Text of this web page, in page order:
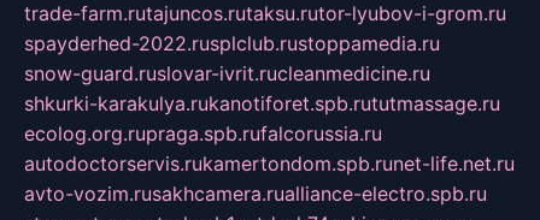
trade-farm.rutajuncos.rutaksu.rutor-lyubov-i-grom.ru
spayderhed-2022.rusplclub.rustoppamedia.ru
snow-guard.ruslovar-ivrit.rucleanmedicine.ru
shkurki-karakulya.rukanotiforet.spb.rututmassage.ru
ecolog.org.rupraga.spb.rufalcorussia.ru
autodoctorservis.rukamertondom.spb.runet-life.net.ru
avto-vozim.rusakhcamera.rualliance-electro.spb.ru